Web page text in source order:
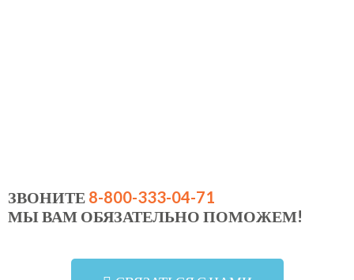
ЗВОНИТЕ 8-800-333-04-71
МЫ ВАМ ОБЯЗАТЕЛЬНО ПОМОЖЕМ!